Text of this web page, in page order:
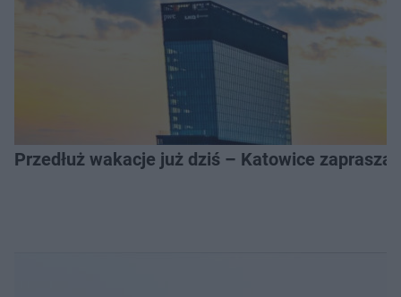
Przedłuż wakacje już dziś – Katowice